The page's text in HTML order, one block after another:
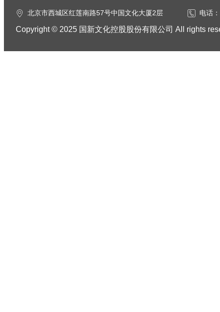
北京市西城区红莲南路57号中国文化大厦2层 电话
Copyright © 2025 国新文化控股股份有限公司 All rights